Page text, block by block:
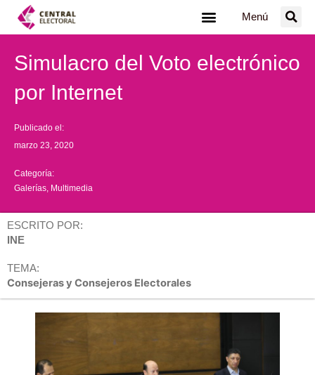
Menú
Simulacro del Voto electrónico
por Internet
Publicado el:
marzo 23, 2020
Categoría:
Galerías Multimedia
ESCRITO POR:
INE
TEMA:
Consejeras y Consejeros Electorales